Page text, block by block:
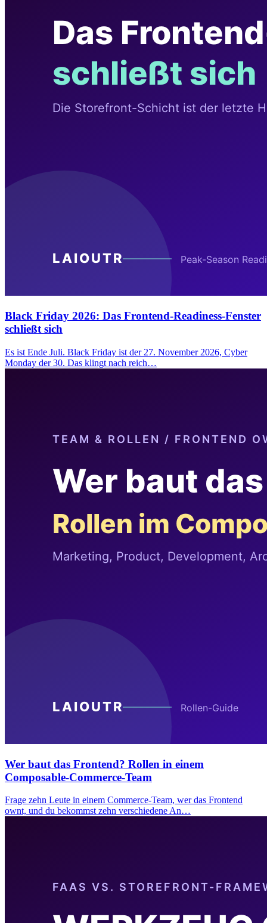
Black Friday 2026: Das Frontend-Readiness-Fenster
schließt sich
Es ist Ende Juli. Black Friday ist der 27. November 2026, Cyber
Monday der 30. Das klingt nach reich…
Wer baut das Frontend? Rollen in einem
Composable-Commerce-Team
Frage zehn Leute in einem Commerce-Team, wer das Frontend
ownt, und du bekommst zehn verschiedene An…